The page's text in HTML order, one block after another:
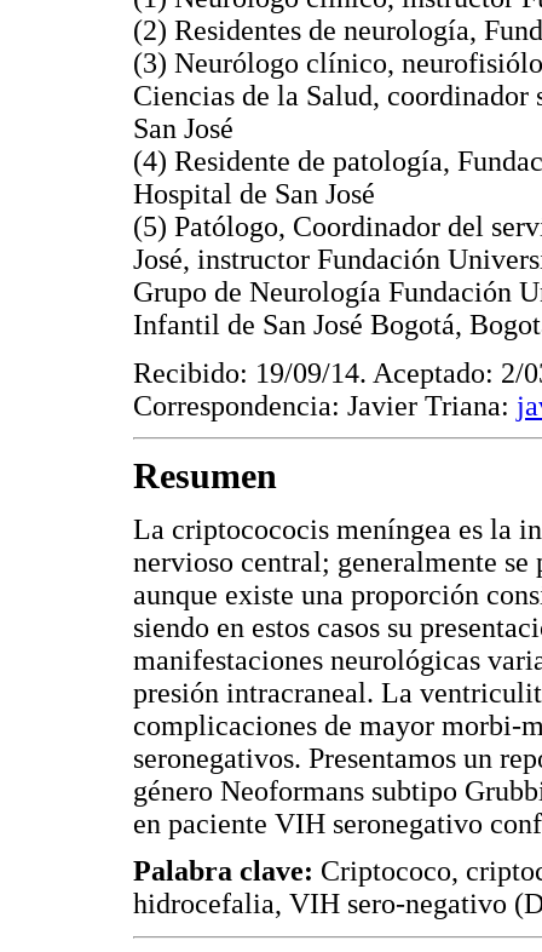
(2) Residentes de neurología,
(3) Neurólogo clínico,
Ciencias de la Salud,
San José
(4) Residente de patología,
Hospital de San José
(5) Patólogo, Coordinador del
José, instructor Fundación
Grupo de Neurología Fundación
Infantil de San José Bogotá,
Recibido: 19/09/14. Aceptado: 2/
Correspondencia: Javier Triana:
Resumen
La criptocococis meníngea es la
nervioso central; generalmente
aunque existe una proporción
siendo en estos casos su
manifestaciones neurológicas
presión intracraneal. La
complicaciones de mayor morbi-
seronegativos. Presentamos un
género Neoformans subtipo
en paciente VIH seronegativo
Palabra clave: Criptococo,
hidrocefalia, VIH sero-negativo